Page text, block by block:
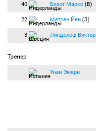
40 Бизот Марко (В)
22 Матсен Йен (З)
3 Линделёф Виктор
Тренер
Унаи Эмери